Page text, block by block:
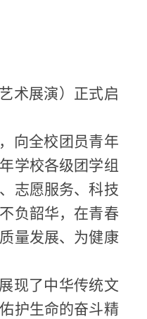
术展演）正式启
向全校团员青年
学校各级团学组
志愿服务、科技
负韶华，在青春
量发展、为健康
现了中华传统文
护生命的奋斗精